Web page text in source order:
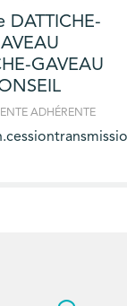
DATTICHE-
GAVEAU
ADHÉRENTE